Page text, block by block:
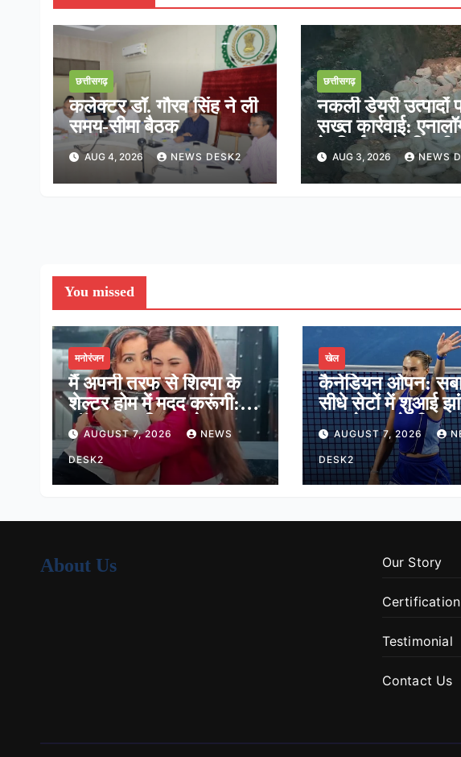
छत्तीसगढ़
कलेक्टर डॉ. गौरव सिंह ने ली
समय-सीमा बैठक
AUG 4, 2026 NEWS DESK2
छत्तीसगढ़
नकली डेयरी उत्पादों
सख्त कार्रवाई:
के निर्माण और बिक्री
तत्काल रोक
AUG 3, 2026 NEWS
You missed
मनोरंजन
मैं अपनी तरफ से शिल्पा के
शेल्टर होम में मदद करूंगी:
लॉकअप-2 विनर श्रेया
कालरा
AUGUST 7, 2026 NEWS
DESK2
खेल
कैनेडियन ओपन:
सीधे सेटों में शुआई
मात, पेगुला ने भी
16 में जगह
AUGUST 7, 2026
DESK2
About Us Our Story
Certification
Testimonial
Contact Us